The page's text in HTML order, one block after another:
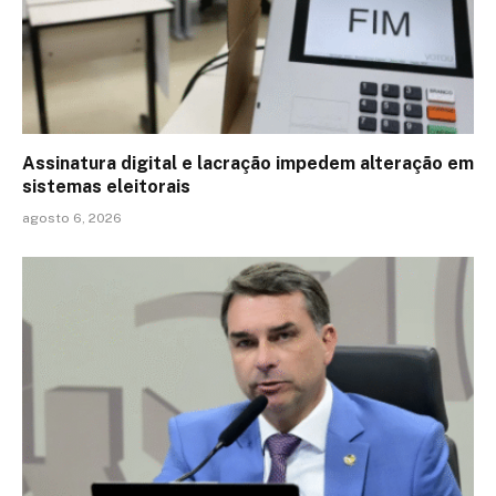
Assinatura digital e lacração impedem alteração em
sistemas eleitorais
agosto 6, 2026